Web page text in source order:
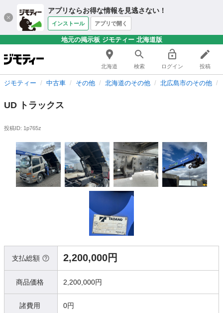
アプリならお得な情報を見逃さない！
インストール アプリで開く
地元の掲示板 ジモティー 北海道版
北海道 検索 ログイン 投稿
ジモティー 中古車 その他 北海道のその他 北広島市のその他
UD トラックス
投稿ID: 1p765z
支払総額 2,200,000円
商品価格 2,200,000円
諸費用 0円